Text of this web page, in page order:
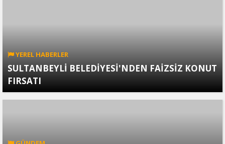
YEREL HABERLER
SULTANBEYLİ BELEDİYESİ'NDEN FAİZSİZ KONUT
FIRSATI